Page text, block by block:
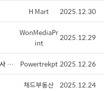
H Mart 2025.12.30
WonMediaPr
int
2025.12.29
[파워트렉 물리치료 / 오스틴 유일 한인 물리치료 클리닉] 삼성라이온즈/ 한화 이글스 야구단/ 태릉선수촌/국가대표팀 선수트레이너, 물리치료사 출신! (Round Rock/Austin) Powertrekpt 2025.12.26
채드부동산 2025.12.24